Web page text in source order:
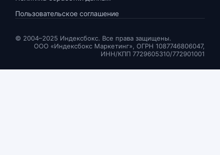
Пользовательское соглашение
© 2004–2025 Индексбокс. Все права защищены.
ООО «Индексбокс Маркетинг», ОГРН 1087746806047,
ИНН/КПП 7729605310/772901001